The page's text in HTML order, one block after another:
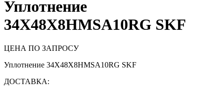
Уплотнение
34X48X8HMSA10RG SKF
ЦЕНА ПО ЗАПРОСУ
Уплотнение 34X48X8HMSA10RG SKF
ДОСТАВКА: